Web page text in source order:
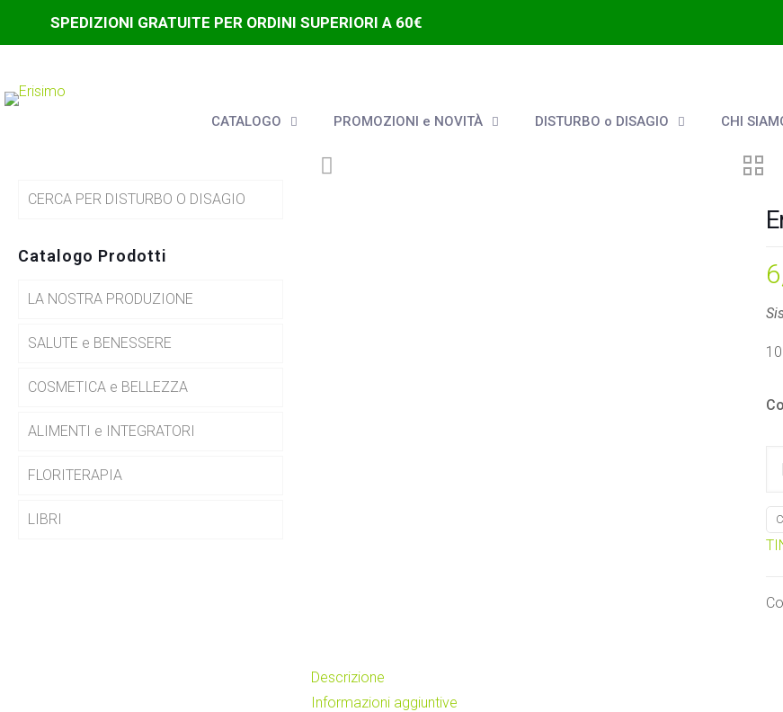
SPEDIZIONI GRATUITE PER ORDINI SUPERIORI A 60€
CATALOGO PROMOZIONI e NOVITÀ DISTURBO o DISAGIO CHI
Descrizione
Informazioni aggiuntive
CERCA PER DISTURBO O DISAGIO
Catalogo Prodotti
LA NOSTRA PRODUZIONE
SALUTE e BENESSERE
COSMETICA e BELLEZZA
ALIMENTI e INTEGRATORI
FLORITERAPIA
LIBRI